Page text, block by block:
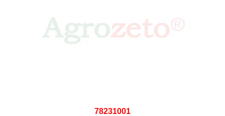
78231001